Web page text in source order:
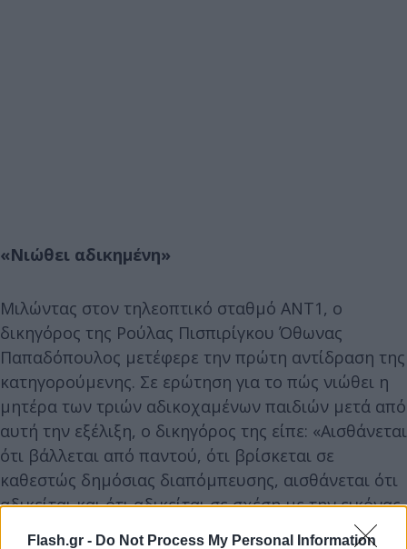
Flash.gr - Do Not Process My Personal Information
«Νιώθει αδικημένη»
Μιλώντας στον τηλεοπτικό σταθμό ΑΝΤ1, ο
δικηγόρος της Ρούλας Πισπιρίγκου Όθωνας
Παπαδόπουλος μετέφερε την πρώτη αντίδραση της
κατηγορούμενης. Σε ερώτηση για το πώς νιώθει η
μητέρα των τριών αδικοχαμένων παιδιών μετά από
αυτή την εξέλιξη, ο δικηγόρος της είπε: «Αισθάνεται
ότι βάλλεται από παντού, ότι βρίσκεται σε
καθεστώς δημόσιας διαπόμπευσης, αισθάνεται ότι
αδικείται και ότι αδικείται σε σχέση με την εικόνας
της, όπως εκείνη βγαίνει από τα ΜΜΕ».